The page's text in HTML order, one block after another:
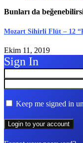
Bunları da
Mozart Sihirli Flüt – 12
Ekim 11, 2019
Sign In
Keep me signed in